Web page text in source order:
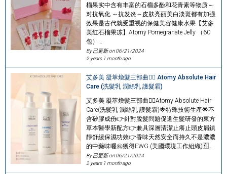
榴果实中含有丰富的石榴多酚和花青素等物质～
对抗氧化 ～抗发炎～皮肤亮丽美白淡斑都有加强
效果是古代就受重视的保健美容健康水果【艾多
美红石榴果冻】Atomy Pomegranate Jelly （60
包）…
By 已更新 on06/21/2024
2 years 1 month ago
艾多美 凝萃煥髮三部曲👱‍♀️ Atomy Absolute Hair
Care (洗髮乳 潤絲乳 護髮霜)
艾多美 凝萃煥髮三部曲👱‍♀️Atomy Absolute Hair
Care(洗髮乳 潤絲乳 護髮霜)🌟特殊技術生產🌟不
含矽膠成份👉針對脫髮問題促進生髮研發的東方
草本醫學新配方👉兼具深層清潔止癢止頭皮屑鎮
靜舒緩保濕功效👉香味天然安全而持久不是濃濃
的中藥味喔㊗️獲得EWG (美國環境工作組織)🈶…
By 已更新 on06/21/2024
2 years 1 month ago